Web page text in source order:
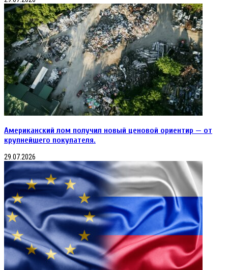
Американский лом получил новый ценовой ориентир — от
крупнейшего покупателя.
29.07.2026